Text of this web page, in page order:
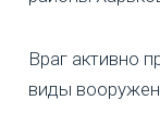
Враг активно
виды